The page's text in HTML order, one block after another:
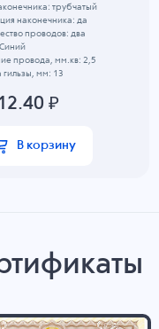
трубчатый
наконечника: да
проводов: два
провода, мм.кв: 2,5
гильзы, мм: 13
₽
В корзину